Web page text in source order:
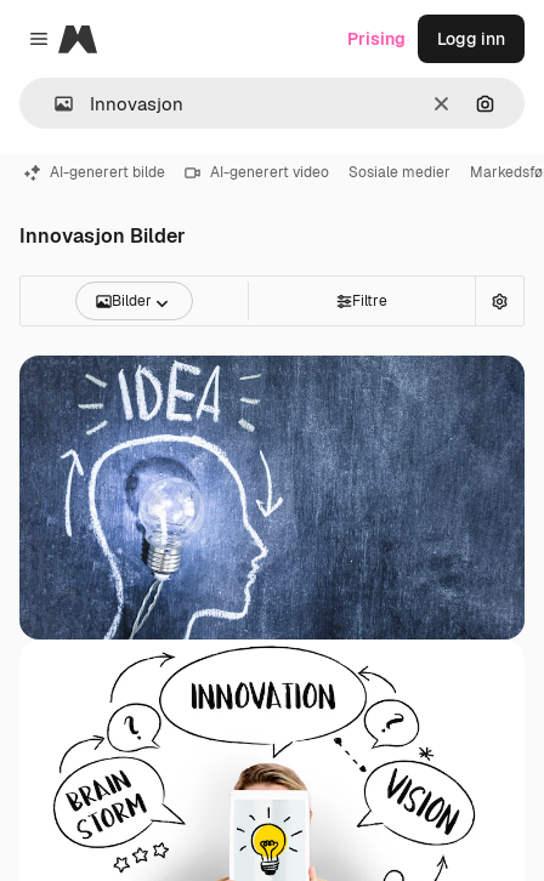
Close menu
Magnific
Slett Søk
Prising Logg inn
AI-generert bilde AI-generert video Sosiale medier
Innovasjon Bilder
Bilder Filtre